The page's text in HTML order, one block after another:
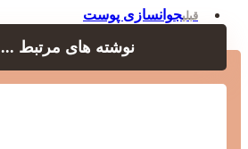
قبلیجوانسازی پوست
نوشته های مرتبط ...